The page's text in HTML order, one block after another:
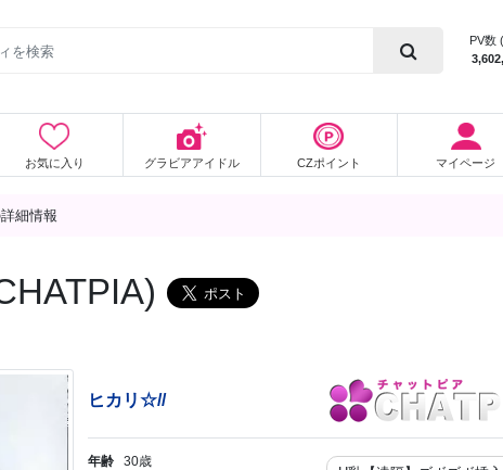
PV数
お気に入り グラビアアイドル CZポイント マイページ
細情報
ヒカリ☆//
年齢30歳